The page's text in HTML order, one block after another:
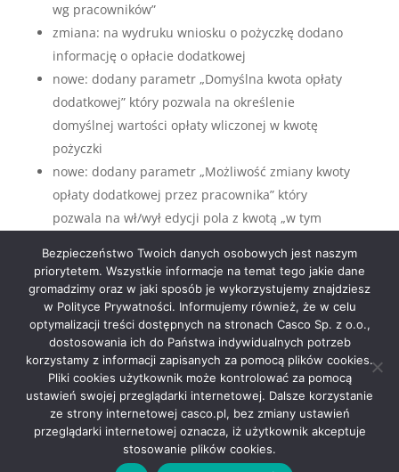
wg pracowników”
zmiana: na wydruku wniosku o pożyczkę dodano
informację o opłacie dodatkowej
nowe: dodany parametr „Domyślna kwota opłaty
dodatkowej” który pozwala na określenie
domyślnej wartości opłaty wliczonej w kwotę
pożyczki
nowe: dodany parametr „Możliwość zmiany kwoty
opłaty dodatkowej przez pracownika” który
pozwala na wł/wył edycji pola z kwotą „w tym
pracownika (GOLD)
Copyright © 2024 Casco Sp. z o.o. Wszystkie Prawa
Zastrzeżone |Jesteśmy partnerem
|
Jesteśmy uczestnikiem programu
|
Bezpieczeństwo Twoich danych osobowych jest naszym
priorytetem. Wszystkie informacje na temat tego jakie dane
gromadzimy oraz w jaki sposób je wykorzystujemy znajdziesz
w Polityce Prywatności. Informujemy również, że w celu
optymalizacji treści dostępnych na stronach Casco Sp. z o.o.,
dostosowania ich do Państwa indywidualnych potrzeb
korzystamy z informacji zapisanych za pomocą plików cookies.
Pliki cookies użytkownik może kontrolować za pomocą
ustawień swojej przeglądarki internetowej. Dalsze korzystanie
ze strony internetowej casco.pl, bez zmiany ustawień
przeglądarki internetowej oznacza, iż użytkownik akceptuje
stosowanie plików cookies.